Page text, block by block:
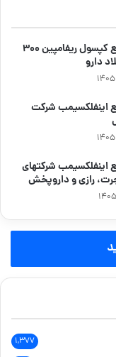
کلید توزیع کپسول ریفامپین ۳۰۰
دارو
اینفلکسیمب شرکت
اینفلکسیمب شرکتهای
رازی و داروپخش
۱,۳۷۷